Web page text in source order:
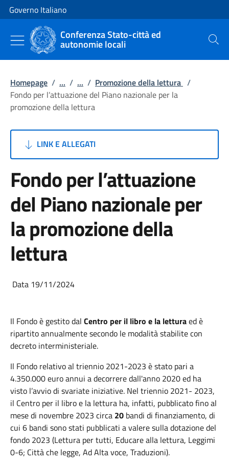
Vai al contenuto
Vai alla navigazione del sito
Governo Italiano
Conferenza Stato-città ed
autonomie locali Cerca
Homepage / ... / ... / Promozione della lettura /
Fondo per l’attuazione del Piano nazionale per la
promozione della lettura
LINK E ALLEGATI
Fondo per l’attuazione
del Piano nazionale per
la promozione della
lettura
Data 19/11/2024
Il Fondo è gestito dal Centro per il libro e la letturaed è
ripartito annualmente secondo le modalità stabilite con
decreto interministeriale.
Il Fondo relativo al triennio 2021-2023 è stato pari a
4.350.000 euro annui a decorrere dall'anno 2020 ed ha
visto l’avvio di svariate iniziative. Nel triennio 2021- 2023,
il Centro per il libro e la lettura ha, infatti, pubblicato fino al
mese di novembre 2023 circa 20 bandi di finanziamento, di
cui 6 bandi sono stati pubblicati a valere sulla dotazione del
fondo 2023 (Lettura per tutti, Educare alla lettura, Leggimi
0-6; Città che legge, Ad Alta voce, Traduzioni).